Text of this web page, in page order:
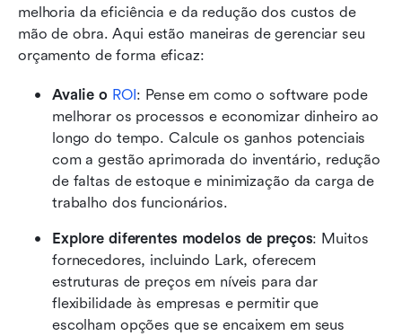
melhoria da eficiência e da redução dos custos de
mão de obra. Aqui estão maneiras de gerenciar seu
orçamento de forma eficaz:
Avalie o ROI: Pense em como o software pode
melhorar os processos e economizar dinheiro ao
longo do tempo. Calcule os ganhos potenciais
com a gestão aprimorada do inventário, redução
de faltas de estoque e minimização da carga de
trabalho dos funcionários.
Explore diferentes modelos de preços: Muitos
fornecedores, incluindo Lark, oferecem
estruturas de preços em níveis para dar
flexibilidade às empresas e permitir que
escolham opções que se encaixem em seus